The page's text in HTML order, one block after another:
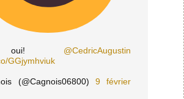
oui! @CedricAugustin
GGjymhviuk
(@Cagnois06800) 9 février